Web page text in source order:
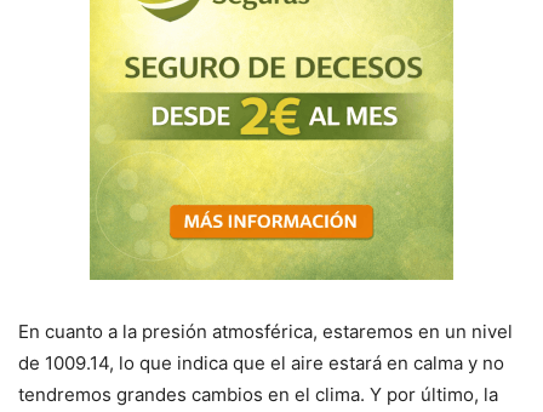
En cuanto a la presión atmosférica, estaremos en un nivel
de 1009.14, lo que indica que el aire estará en calma y no
tendremos grandes cambios en el clima. Y por último, la